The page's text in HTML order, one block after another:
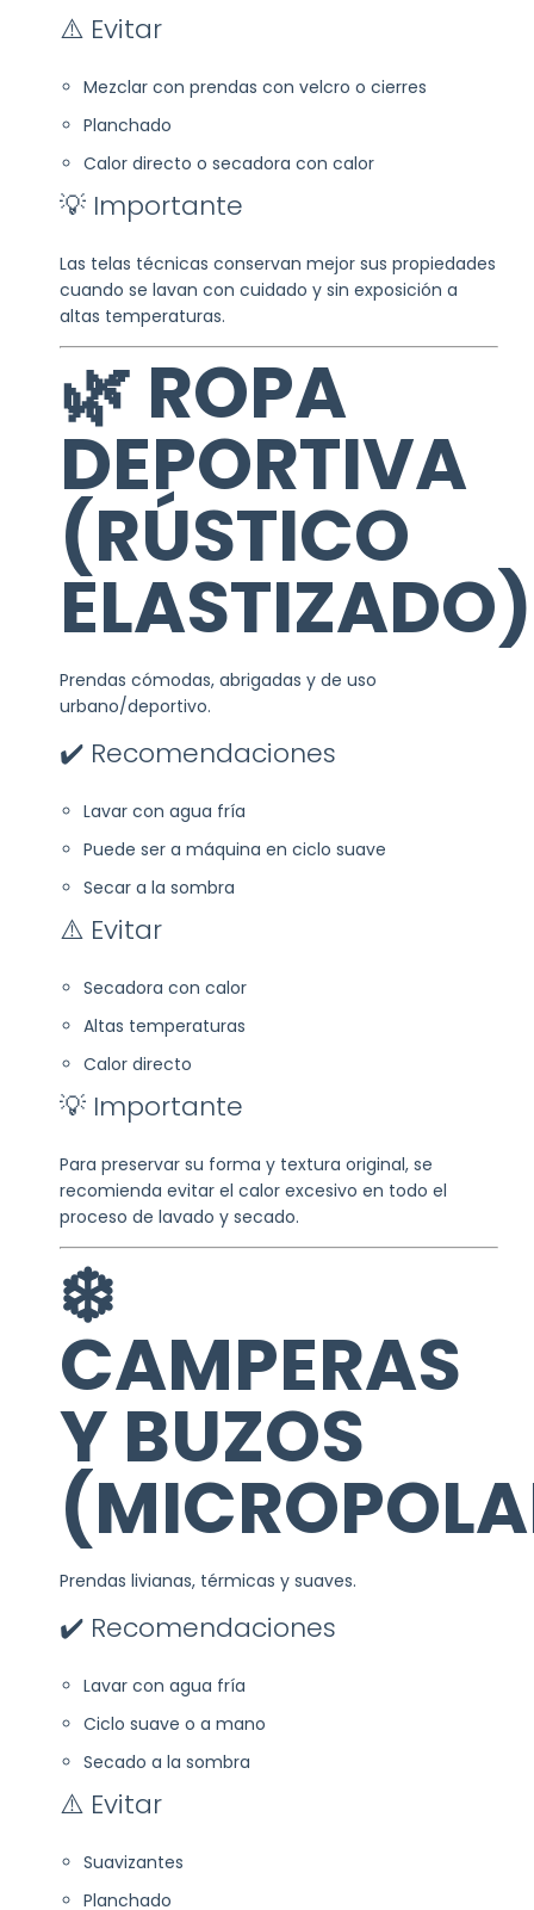
⚠️ Evitar
Mezclar con prendas con velcro o cierres
Planchado
Calor directo o secadora con calor
💡 Importante
Las telas técnicas conservan mejor sus propiedades
cuando se lavan con cuidado y sin exposición a
altas temperaturas.
🌿 ROPA
DEPORTIVA
(RÚSTICO
ELASTIZADO)
Prendas cómodas, abrigadas y de uso
urbano/deportivo.
✔️ Recomendaciones
Lavar con agua fría
Puede ser a máquina en ciclo suave
Secar a la sombra
⚠️ Evitar
Secadora con calor
Altas temperaturas
Calor directo
💡 Importante
Para preservar su forma y textura original, se
recomienda evitar el calor excesivo en todo el
proceso de lavado y secado.
❄️
CAMPERAS
Y BUZOS
Prendas livianas, térmicas y suaves.
✔️ Recomendaciones
Lavar con agua fría
Ciclo suave o a mano
Secado a la sombra
⚠️ Evitar
Suavizantes
Planchado